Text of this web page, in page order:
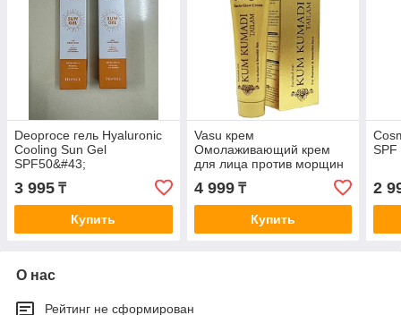
Deoproce гель Hyaluronic
Cooling Sun Gel
SPF50&#43;
PA&#43;&#43;&#43; для
лица 100 мл
3 995 ₸
Купить
Vasu крем
Омолаживающий крем
для лица против морщин
для лица, для зоны
декольте 50 мл
4 999₸
Купить
SPF
2
О нас
Рейтинг не сформирован